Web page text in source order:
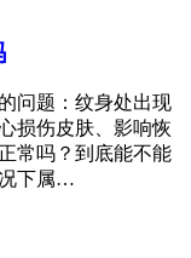
问题：纹身处出现
损伤皮肤、影响恢
常吗？到底能不能
下属…